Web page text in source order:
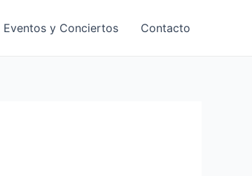
Eventos y Conciertos Contacto